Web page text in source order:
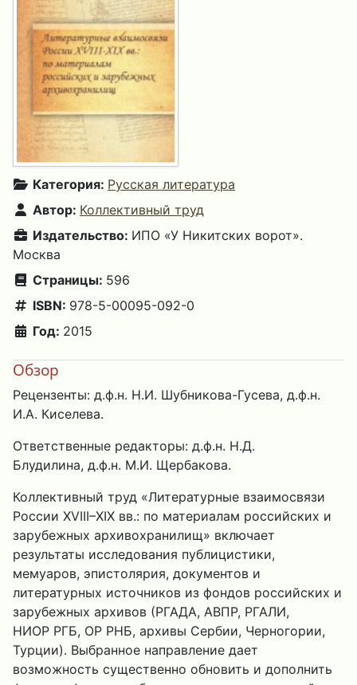
Категория: Русская литература
Автор: Коллективный труд
Издательство: ИПО «У Никитских ворот».
Москва
Страницы: 596
ISBN: 978-5-00095-092-0
Год: 2015
Обзор
Рецензенты: д.ф.н. Н.И. Шубникова-Гусева, д.ф.н.
И.А. Киселева.
Ответственные редакторы: д.ф.н. Н.Д.
Блудилина, д.ф.н. М.И. Щербакова.
Коллективный труд «Литературные взаимосвязи
России XVIII–XIX вв.: по материалам российских и
зарубежных архивохранилищ» включает
результаты исследования публицистики,
мемуаров, эпистолярия, документов и
литературных источников из фондов российских и
зарубежных архивов (РГАДА, АВПР, РГАЛИ,
НИОР РГБ, ОР РНБ, архивы Сербии, Черногории,
Турции). Выбранное направление дает
возможность существенно обновить и дополнить